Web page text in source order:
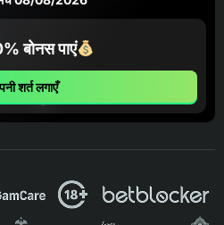
बोनस पाएं
शर्त लगाएँ